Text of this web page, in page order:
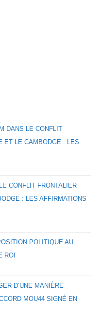
DANS LE CONFLIT
ET LE CAMBODGE : LES
CONFLIT FRONTALIER
: LES AFFIRMATIONS
POLITIQUE AU
ROI
D’UNE MANIÈRE
MOU44 SIGNÉ EN